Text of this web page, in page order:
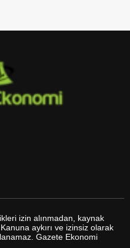
olarak, tarafınıza haber,
izin alınmadan, kaynak
aykırı ve izinsiz olarak
Gazete Ekonomi